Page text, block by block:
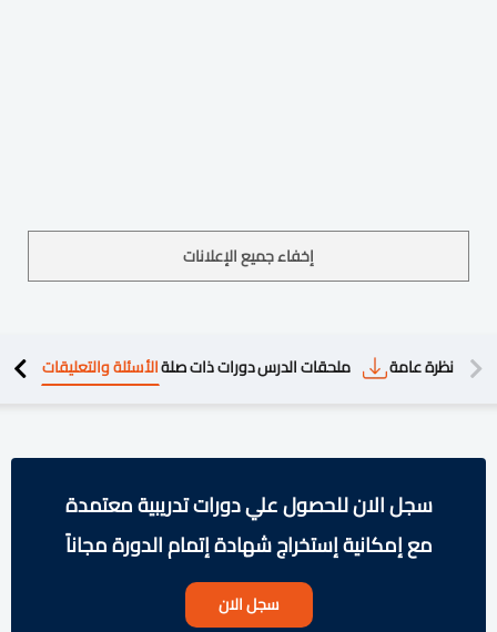
إخفاء جميع الإعلانات
نظرة عامة ملحقات الدرسدورات ذات صلةالأسئلة والتعليقات
سجل الان للحصول علي دورات تدريبية معتمدة
مع إمكانية إستخراج شهادة إتمام الدورة مجاناً
سجل الان